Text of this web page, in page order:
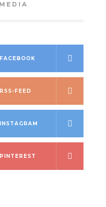
FACEBOOK
RSS-FEED
INSTAGRAM
PINTEREST